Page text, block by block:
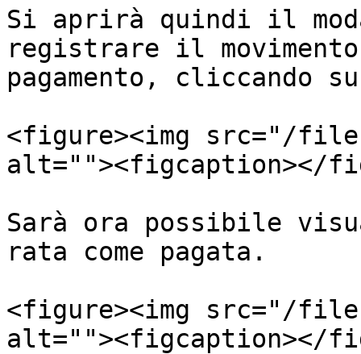
Si aprirà quindi il
registrare il
pagamento, cliccando
<figure><img src="/files/
alt=""><figcaption></
Sarà ora possibile
rata come pagata.
<figure><img src="/files/
alt=""><figcaption></